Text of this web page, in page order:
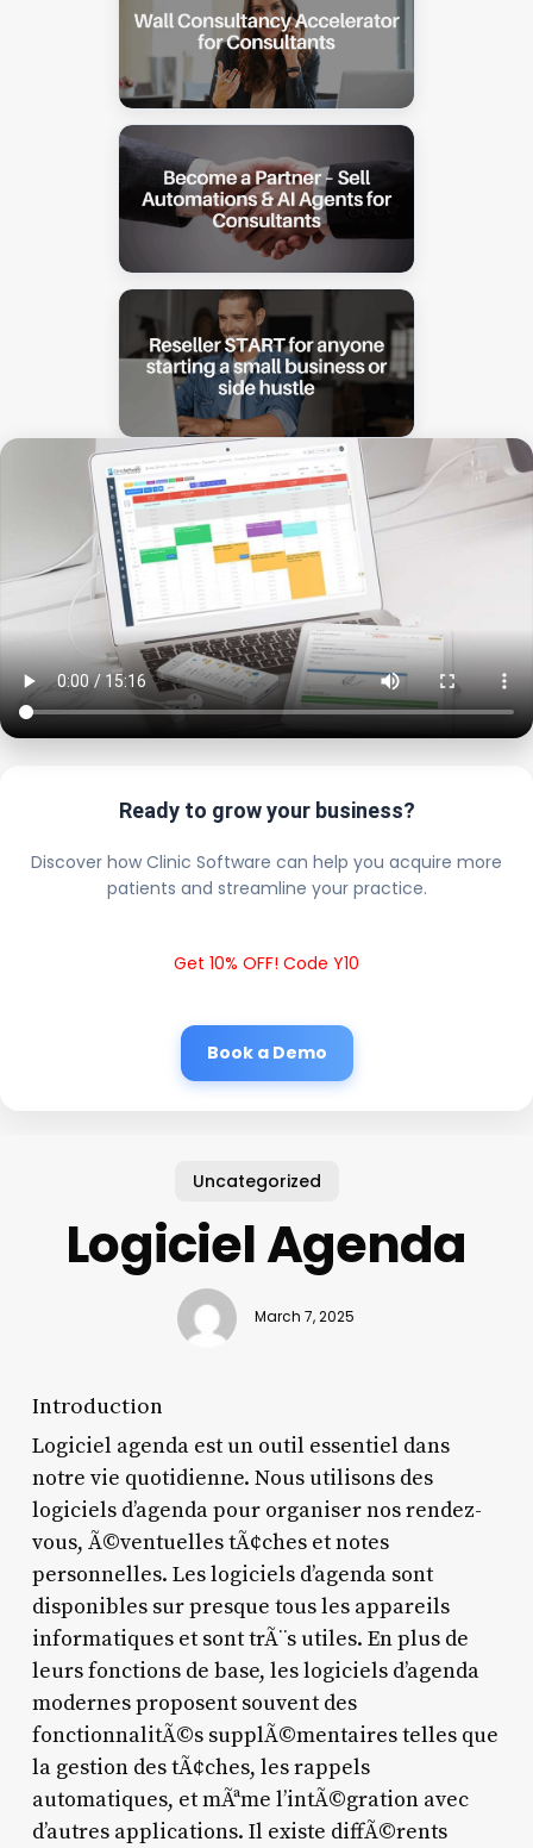
Ready to grow your business?
Discover how Clinic Software can help you acquire more
patients and streamline your practice.
Get 10% OFF! Code Y10
Book a Demo
Uncategorized
Logiciel Agenda
March 7, 2025
Introduction
Logiciel agenda est un outil essentiel dans
notre vie quotidienne. Nous utilisons des
logiciels d’agenda pour organiser nos rendez-
vous, Ã©ventuelles tÃ¢ches et notes
personnelles. Les logiciels d’agenda sont
disponibles sur presque tous les appareils
informatiques et sont trÃ¨s utiles. En plus de
leurs fonctions de base, les logiciels d’agenda
modernes proposent souvent des
fonctionnalitÃ©s supplÃ©mentaires telles que
la gestion des tÃ¢ches, les rappels
automatiques, et mÃªme l’intÃ©gration avec
d’autres applications. Il existe diffÃ©rents